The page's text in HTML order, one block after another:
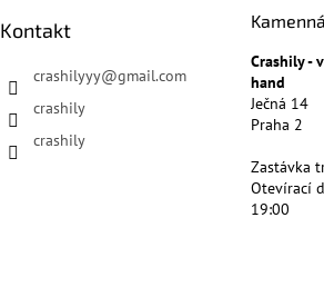
Kontakt
crashilyyy@gmail.com
crashily
crashily
Crashily -
hand
Ječná 14
Praha 2
Zastávka
Otevírací
19:00